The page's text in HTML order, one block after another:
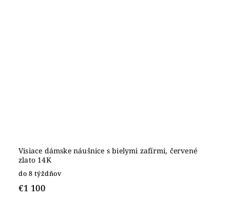
Visiace dámske náušnice s bielymi zafírmi, červené
zlato 14K
do 8 týždňov
€1 100